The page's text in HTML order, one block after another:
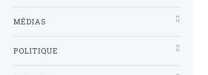
MÉDIAS
POLITIQUE